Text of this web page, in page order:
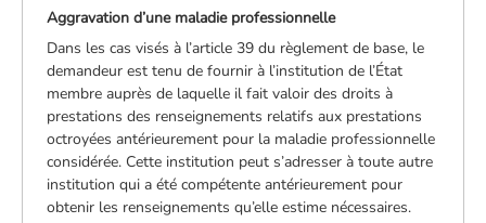
Aggravation d’une maladie professionnelle
Dans les cas visés à l’article 39 du règlement de base, le
demandeur est tenu de fournir à l’institution de l’État
membre auprès de laquelle il fait valoir des droits à
prestations des renseignements relatifs aux prestations
octroyées antérieurement pour la maladie professionnelle
considérée. Cette institution peut s’adresser à toute autre
institution qui a été compétente antérieurement pour
obtenir les renseignements qu’elle estime nécessaires.